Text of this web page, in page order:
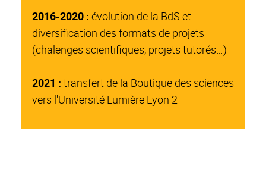
2016-2020 : évolution de la BdS et
diversification des formats de projets
(chalenges scientifiques, projets tutorés…)
2021 : transfert de la Boutique des sciences
vers l'Université Lumière Lyon 2